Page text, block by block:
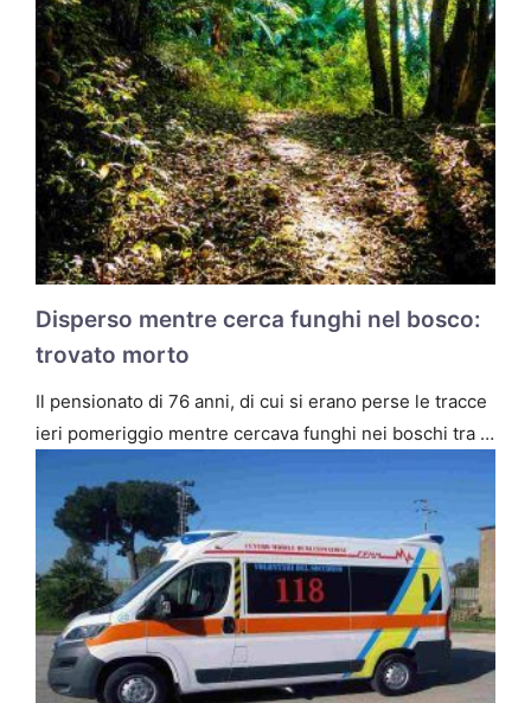
Disperso mentre cerca funghi nel bosco:
trovato morto
Il pensionato di 76 anni, di cui si erano perse le tracce
ieri pomeriggio mentre cercava funghi nei boschi tra …